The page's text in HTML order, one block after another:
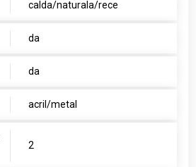
calda/naturala/rece
da
da
acril/metal
2